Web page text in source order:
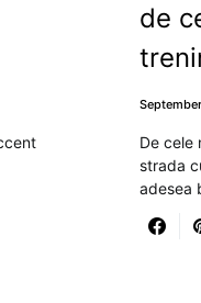
de
De cele
strada
adesea